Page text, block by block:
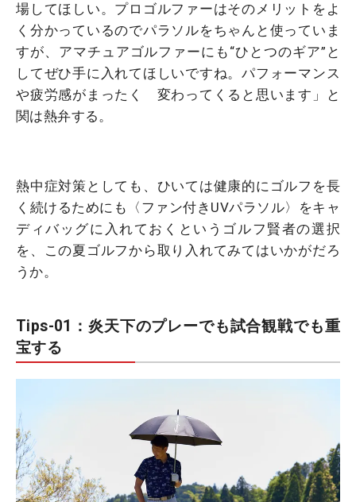
場してほしい。プロゴルファーはそのメリットをよ
く分かっているのでパラソルをちゃんと使っていま
すが、アマチュアゴルファーにも“ひとつのギア”と
してぜひ手に入れてほしいですね。パフォーマンス
や疲労感がまったく 変わってくると思います」と
関は熱弁する。
熱中症対策としても、ひいては健康的にゴルフを長
く続けるためにも〈ファン付きUVパラソル〉をキャ
ディバッグに入れておくというゴルフ賢者の選択
を、この夏ゴルフから取り入れてみてはいかがだろ
うか。
Tips-01：炎天下のプレーでも試合観戦でも重
宝する